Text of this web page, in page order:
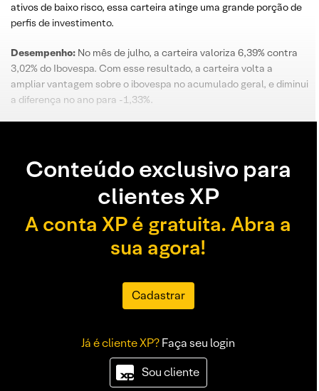
ativos de baixo risco, essa carteira atinge uma grande porção de
perfis de investimento.
Desempenho: No mês de julho, a carteira valoriza 6,39% contra
3,02% do Ibovespa. Com esse resultado, a carteira volta a
ampliar vantagem sobre o ibovespa no acumulado geral, e diminui
a diferença no ano para -1,33%.
Conteúdo exclusivo para
clientes XP
A conta XP é gratuita. Abra a
sua agora!
Cadastrar
Já é cliente XP?Faça seu login
Sou cliente